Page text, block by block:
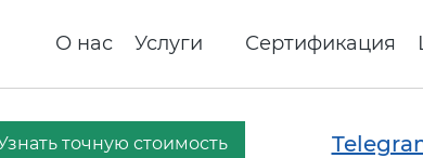
О нас Услуги Сертификация
точную стоимость